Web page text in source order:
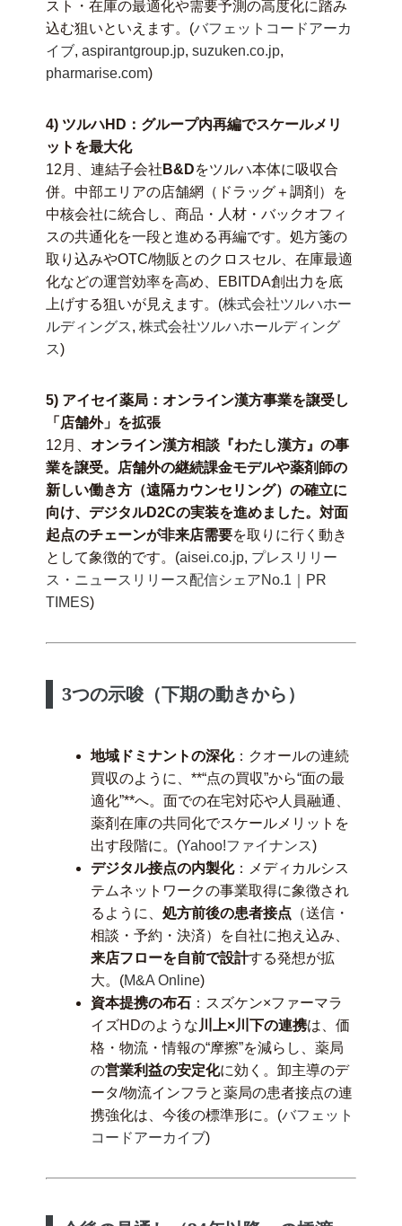
スト・在庫の最適化や需要予測の高度化に踏み
込む狙いといえます。(バフェットコードアーカ
イブ,aspirantgroup.jp,suzuken.co.jp,
pharmarise.com)
4) ツルハHD：グループ内再編でスケールメリ
ットを最大化
12月、連結子会社 B&Dをツルハ本体に吸収合
併。中部エリアの店舗網（ドラッグ＋調剤）を
中核会社に統合し、商品・人材・バックオフィ
スの共通化を一段と進める再編です。処方箋の
取り込みやOTC/物販とのクロスセル、在庫最適
化などの運営効率を高め、EBITDA創出力を底
上げする狙いが見えます。(株式会社ツルハホー
ルディングス,株式会社ツルハホールディング
ス)
5) アイセイ薬局：オンライン漢方事業を譲受し
「店舗外」を拡張
12月、 オンライン漢方相談『わたし漢方』の事
業を譲受。店舗外の継続課金モデルや薬剤師の
新しい働き方（遠隔カウンセリング）の確立に
向け、デジタルD2Cの実装を進めました。対面
起点のチェーンが非来店需要を取りに行く動き
として象徴的です。(aisei.co.jp, プレスリリー
ス・ニュースリリース配信シェアNo.1｜PR
TIMES)
3つの示唆（下期の動きから）
地域ドミナントの深化：クオールの連続
買収のように、**“点の買収”から“面の最
適化”**へ。面での在宅対応や人員融通、
薬剤在庫の共同化でスケールメリットを
出す段階に。(Yahoo!ファイナンス)
デジタル接点の内製化：メディカルシス
テムネットワークの事業取得に象徴され
るように、処方前後の患者接点 （送信・
相談・予約・決済）を自社に抱え込み、
来店フローを自前で設計する発想が拡
大。(M&A Online)
資本提携の布石 ：スズケン×ファーマラ
イズHDのような 川上×川下の連携は、価
格・物流・情報の“摩擦”を減らし、薬局
の営業利益の安定化に効く。卸主導のデ
ータ/物流インフラと薬局の患者接点の連
携強化は、今後の標準形に。(バフェット
コードアーカイブ)